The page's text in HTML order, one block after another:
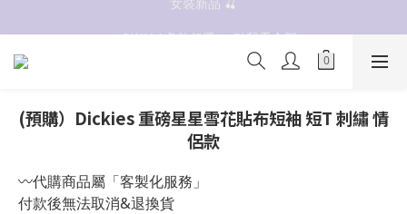
✨OWALA多款任選✨  點我看全部
抗UV 50+防曬外套 $299🧊🧊
(預購）Dickies 重磅星星雪花貼布短袖 短T 刺繡 情
侶款
〰️代購商品屬「客製化服務」
付款後無法取消&退換貨